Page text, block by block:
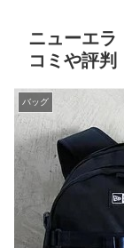
ニューエラ
コミや評判
バッグ